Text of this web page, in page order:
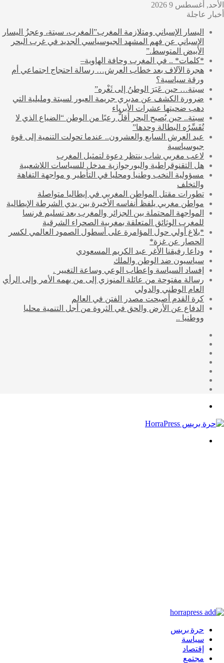
الأحد, أغسطس 9 2026
أخبار عاجلة
اليسار الإسباني ومتلازمة المغرب”المغرب، سبتة، وعجزُ اليسار
الإسباني عن فهم المشهد الجيوسياسي الجديد في غرب البحر
الأبيض المتوسط.”
*كلمات* .. في المغرب وحافة الهاوية–
هجرة الآلاف بعد خطاب العرش… رسالة احتجاج اجتماعي أم
ورقة سياسية؟
سبتة… حين عَبَرَ الوطنُ إلى ثَغْره”
ضرورة الكشف عن مدبري جريمة العبور لسبتة ومليلية التي
دهب ضحيتها عشرات الأبرياء
سبتة.. حين يُصبح البحر أقلُّ رعبًا من الوطن “الضياع الذي لا
تُفَسِّرُه البطالة وحدها”
عيد العرش السابع والعشرون.. عندما تحولت التنمية إلى قوة
جيوسياسية
لاعب مغربي شاب ينتظر دعوة لتمثيل المغرب
هل التقنوقراطية والبورجوازية مدخل للسياسات اللاشعبية
مسؤولية النخب وطنيا ومحليا في التأطير و مواجهة التفاهة
والتخلف
تطورات مقتل المواطن المغربي في إيطاليا متواصلة
مواطن مغربي يلفظ أنفاسه الأخيرة بين يدي الشرطة الإيطالية
المواجهة المحتملة بين الجزائر والمغرب بعد تسليم فرنسا
للمغرب الوثائق المتعلقة بمغربية الصحراء الشرقية
*بلاغ أولي حول المؤامرة على أسطول الصمود العالمي لكسر
الحصار عن غزة*
وداعا رفيقنا الأغر عبد الكريم المسعودي
سياسيون ضد الوطن والملك
إفساد السياسة وإعطاب الوعي وساعة التغيير .
رسالة مفتوحة من عائلة المنوزي إلى من يهمه الأمر وإلى الرأي
العام الوطني والدولي
كرة القدم أصبحت مصدر الفتن في العالم
الدفاع عن الأرض والحق في الثروة من أجل التنمية محليا
ووطنيا ..
حرة بريس
سياسة
إقتصاد
مجتمع